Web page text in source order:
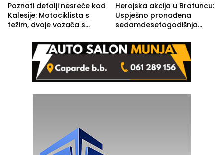
Poznati detalji nesreće kod
Kalesije: Motociklista s
težim, dvoje vozača s
Herojska akcija u Bratuncu:
Uspješno pronađena
sedamdesetogodišnja
Kravice.